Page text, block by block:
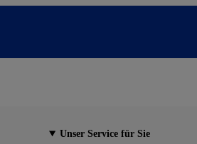
Unser Service für Sie